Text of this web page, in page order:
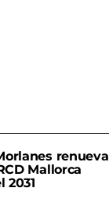
renueva
Mallorca
2031